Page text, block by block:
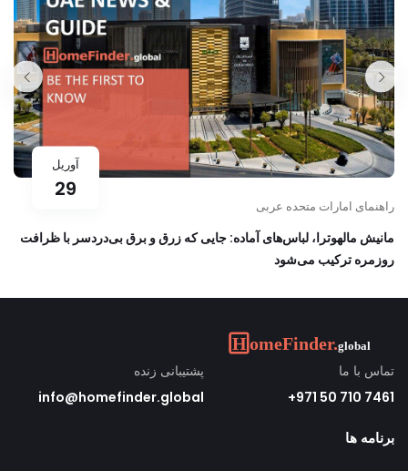
آوریل
29
راهنمای امارات متحده عربی
مانیش مالهوترا، لباس‌های آماده: جایی که زرق و برق بی‌دردسر با ظرافت
روزمره ترکیب می‌شود
تماس با ما
7461 710 50 971+
پشتیبانی زنده
info@homefinder.global
برنامه ها